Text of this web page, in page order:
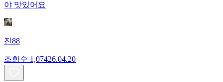
야 맛있어요
진88
조회수 1,07426.04.20